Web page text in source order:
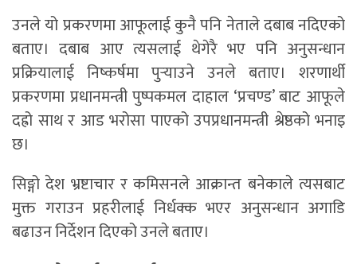
उनले यो प्रकरणमा आफूलाई कुनै पनि नेताले दबाब नदिएको
बताए। दबाब आए त्यसलाई थेगेरै भए पनि अनुसन्धान
प्रक्रियालाई निष्कर्षमा पुर्‍याउने उनले बताए। शरणार्थी
प्रकरणमा प्रधानमन्त्री पुष्पकमल दाहाल ‘प्रचण्ड’ बाट आफूले
दह्रो साथ र आड भरोसा पाएको उपप्रधानमन्त्री श्रेष्ठको भनाइ
छ।
सिङ्गो देश भ्रष्टाचार र कमिसनले आक्रान्त बनेकाले त्यसबाट
मुक्त गराउन प्रहरीलाई निर्धक्क भएर अनुसन्धान अगाडि
बढाउन निर्देशन दिएको उनले बताए।